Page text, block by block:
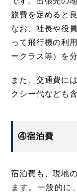
旅費を定めると
なお、社長や役
って飛行機の利
ークラス等）を
また、交通費に
クシー代なども
④宿泊費
宿泊費も、現地
ます。一般的に